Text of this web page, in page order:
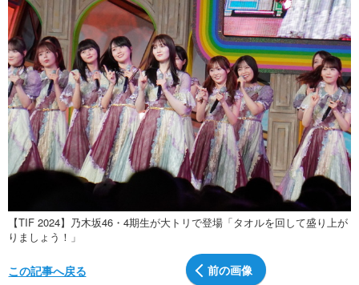
【TIF 2024】乃木坂46・4期生が大トリで登場「タオルを回して盛り上が
りましょう！」
前の画像
この記事へ戻る